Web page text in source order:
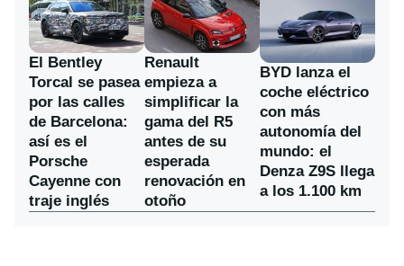
El Bentley
Torcal se pasea
por las calles
de Barcelona:
así es el
Porsche
Cayenne con
traje inglés
Renault
empieza a
simplificar la
gama del R5
antes de su
esperada
renovación en
otoño
BYD lanza el
coche eléctrico
con más
autonomía del
mundo: el
Denza Z9S llega
a los 1.100 km